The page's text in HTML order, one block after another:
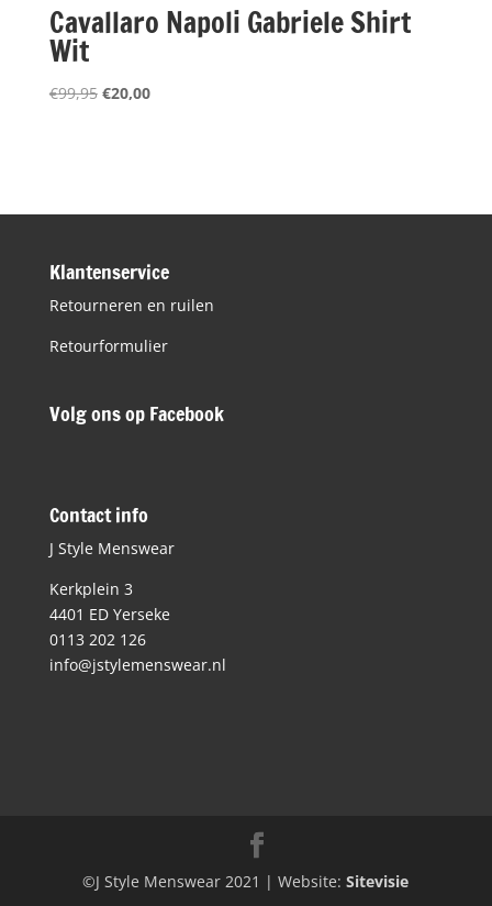
Cavallaro Napoli Gabriele Shirt
Wit
€99,95 Oorspronkelijke
€20,00Huidige
Klantenservice
Retourneren en ruilen
Retourformulier
Volg ons op Facebook
Contact info
J Style Menswear
Kerkplein 3
4401 ED Yerseke
0113 202 126
info@jstylemenswear.nl
©J Style Menswear 2021 | Website:Sitevisie